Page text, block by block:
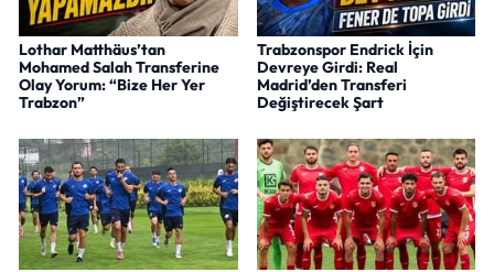
Lothar Matthäus’tan
Mohamed Salah Transferine
Olay Yorum: “Bize Her Yer
Trabzon”
Trabzonspor Endrick İçin
Devreye Girdi: Real
Madrid’den Transferi
Değiştirecek Şart